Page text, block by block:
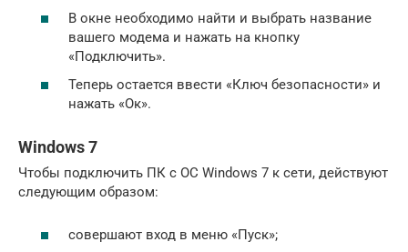
В окне необходимо найти и выбрать название
вашего модема и нажать на кнопку
«Подключить».
Теперь остается ввести «Ключ безопасности» и
нажать «Ок».
Windows 7
Чтобы подключить ПК с ОС Windows 7 к сети, действуют
следующим образом:
совершают вход в меню «Пуск»;